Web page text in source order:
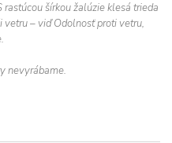
rastúcou šírkou žalúzie klesá trieda
vetru – viď Odolnosť proti vetru,
nevyrábame.